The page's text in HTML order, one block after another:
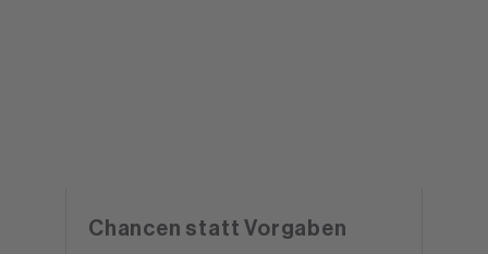
Chancen statt Vorgaben